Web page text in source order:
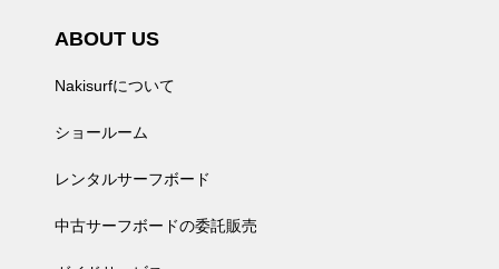
ABOUT US
Nakisurfについて
ショールーム
レンタルサーフボード
中古サーフボードの委託販売